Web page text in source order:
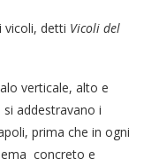
detti Vicoli del
verticale, alto e
addestravano i
prima che in ogni
concreto e